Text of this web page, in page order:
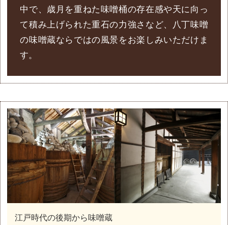
中で、歳月を重ねた味噌桶の存在感や天に向っ
て積み上げられた重石の力強さなど、八丁味噌
の味噌蔵ならではの風景をお楽しみいただけま
す。
江戸時代の後期から味噌蔵